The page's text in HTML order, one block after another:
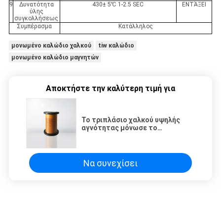
9
Δυνατότητα
ύλης
συγκολλήσεως
430± 5℃ 1-2.5 SEC ΕΝΤΆΞΕΙ
Συμπέρασμα Κατάλληλος
μονωμένο καλώδιο χαλκού
tiw καλώδιο
μονωμένο καλώδιο μαγνητών
Αποκτήστε την καλύτερη τιμή για
Το τριπλάσιο χαλκού υψηλής
αγνότητας μόνωσε το
Vrms τάση
Να συνεχίσει